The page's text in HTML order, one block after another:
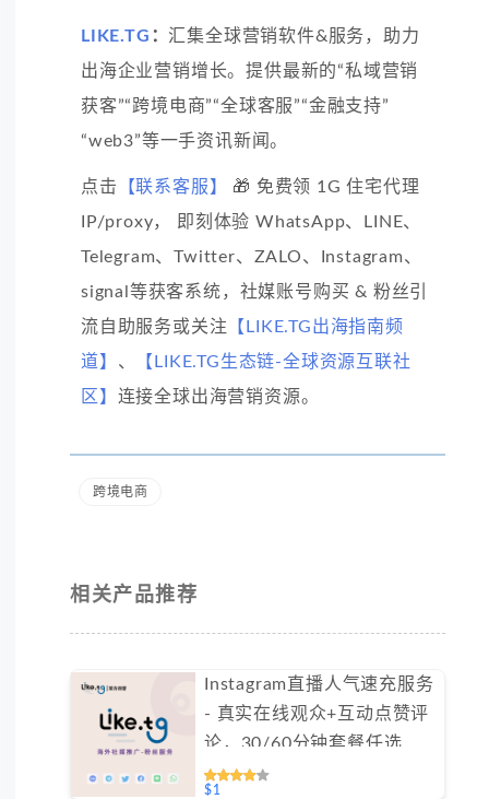
LIKE.TG ： 汇集全球营销软件&服务，助力
出海企业营销增长。提供最新的“私域营销
获客”“跨境电商”“全球客服”“金融支持”
“web3”等一手资讯新闻。
点击 【联系客服】
🎁 免费领 1G 住宅代理
IP/proxy， 即刻体验 WhatsApp、LINE、
Telegram、Twitter、ZALO、Instagram、
signal等获客系统，社媒账号购买 & 粉丝引
流自助服务或关注 【LIKE.TG出海指南频
道】 、
【LIKE.TG生态链-全球资源互联社
区】 连接全球出海营销资源。
跨境电商
相关产品推荐
Instagram直播人气速充服务
- 真实在线观众+互动点赞评
论，30/60分钟套餐任选
（不支持免费测试）
$1